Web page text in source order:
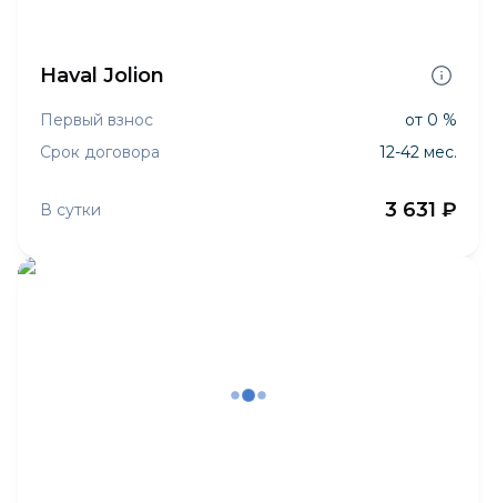
Haval Jolion
Первый взнос
от 0 %
Срок договора
12-42 мес.
В сутки 3 631 ₽